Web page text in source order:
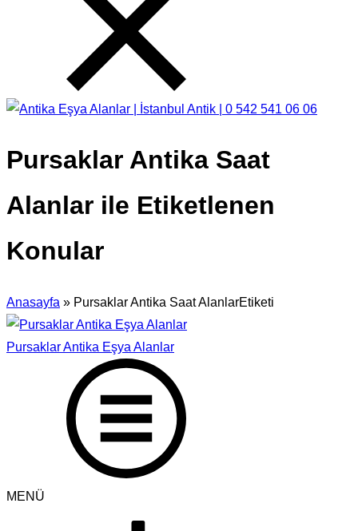
Pursaklar Antika Saat
Alanlar ile Etiketlenen
Konular
Anasayfa » Pursaklar Antika Saat AlanlarEtiketi
Pursaklar Antika Eşya Alanlar
MENÜ